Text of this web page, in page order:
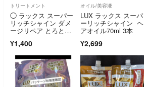
トリートメント
◯ ラックス スーパー
リッチシャイン ダメ
ージリペア とろとろ
¥1,400
オイル/美容液
LUX ラックス スーパ
ーリッチシャイン ヘ
アオイル70ml 3本
¥2,699